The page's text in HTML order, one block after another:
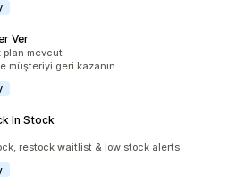
Ver
plan mevcut
müşteriyi geri kazanın
In Stock
restock waitlist & low stock alerts